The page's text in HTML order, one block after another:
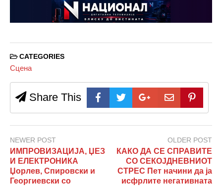
CATEGORIES
Сцена
Share This
NEWER POST
ИМПРОВИЗАЦИЈА, ЏЕЗ
И ЕЛЕКТРОНИКА
Џорлев, Спировски и
Георгиевски со
OLDER POST
КАКО ДА СЕ СПРАВИТЕ
СО СЕКОЈДНЕВНИОТ
СТРЕС Пет начини да ја
исфрлите негативната